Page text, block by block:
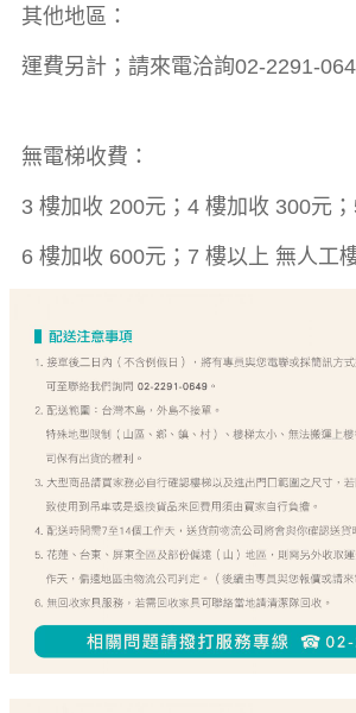
其他地區：
運費另計；請來電洽詢02-2291-
無電梯收費：
3 樓加收 200元；4 樓加收 300元；
6 樓加收 600元；7 樓以上 無人工